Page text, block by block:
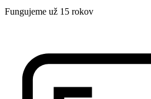
Fungujeme už 15 rokov